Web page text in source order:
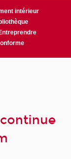
intérieur